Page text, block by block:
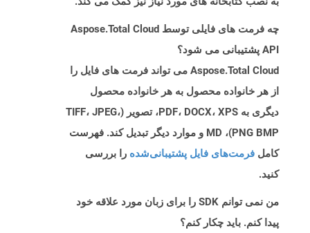
چه فرمت های فایلی توسط Aspose.Total Cloud
API پشتیبانی می شود؟
Aspose.Total Cloud می تواند فرمت های فایل را
از هر خانواده محصول به هر خانواده محصول
دیگری به PDF، DOCX، XPS، تصویر (TIFF، JPEG،
PNG BMP)، MD و موارد دیگر تبدیل کند. فهرست
کامل فرمت‌های فایل پشتیبانی‌شده را بررسی
کنید.
من نمی توانم SDK را برای زبان مورد علاقه خود
پیدا کنم. باید چکار کنم؟